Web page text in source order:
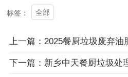
标签： 全部
上一篇：2025餐厨垃圾废弃
下一篇：新乡中天餐厨垃圾处